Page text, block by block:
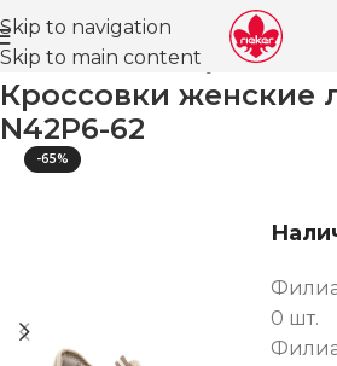
Skip to navigation
Skip to main content
Главная Магазин Обувь для
Кроссовки женские
N42P6-62
-65%
0 шт.